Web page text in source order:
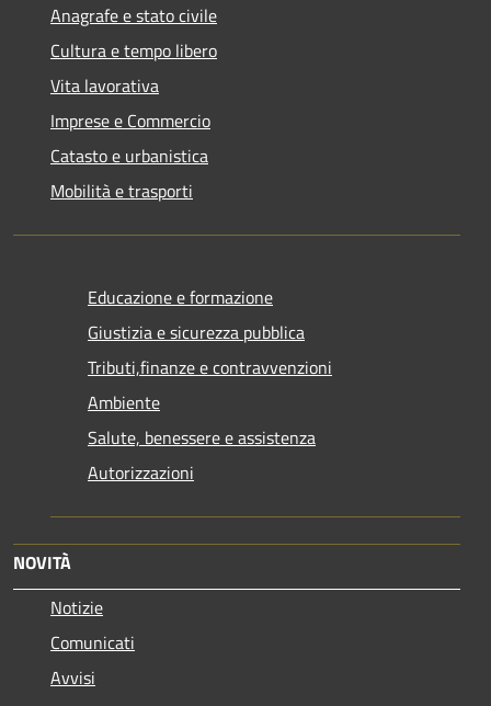
Anagrafe e stato civile
Cultura e tempo libero
Vita lavorativa
Imprese e Commercio
Catasto e urbanistica
Mobilità e trasporti
Educazione e formazione
Giustizia e sicurezza pubblica
Tributi,finanze e contravvenzioni
Ambiente
Salute, benessere e assistenza
Autorizzazioni
NOVITÀ
Notizie
Comunicati
Avvisi